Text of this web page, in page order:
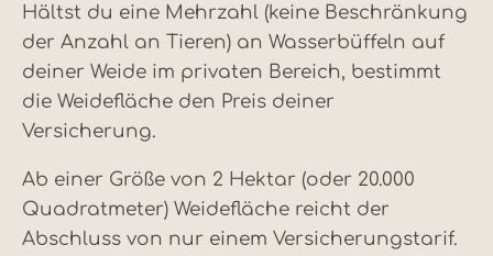
Hältst du eine Mehrzahl (keine Beschränkung
der Anzahl an Tieren) an Wasserbüffeln auf
deiner Weide im privaten Bereich, bestimmt
die Weidefläche den Preis deiner
Versicherung.
Ab einer Größe von 2 Hektar (oder 20.000
Quadratmeter) Weidefläche reicht der
Abschluss von nur einem Versicherungstarif.